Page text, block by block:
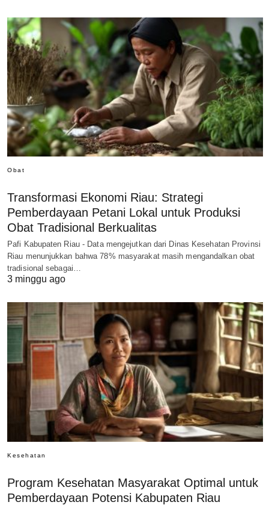
Obat
Transformasi Ekonomi Riau: Strategi
Pemberdayaan Petani Lokal untuk Produksi
Obat Tradisional Berkualitas
Pafi Kabupaten Riau - Data mengejutkan dari Dinas Kesehatan Provinsi
Riau menunjukkan bahwa 78% masyarakat masih mengandalkan obat
tradisional sebagai…
3 minggu ago
Kesehatan
Program Kesehatan Masyarakat Optimal untuk
Pemberdayaan Potensi Kabupaten Riau